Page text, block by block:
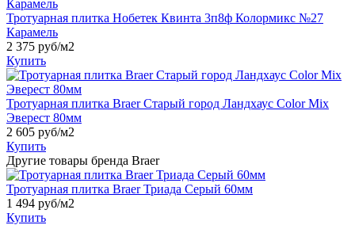
Тротуарная плитка Нобетек Квинта 3п8ф Колормикс №27
Карамель
2 375 руб/м2
Купить
Тротуарная плитка Braer Старый город Ландхаус Color Mix
Эверест 80мм
2 605 руб/м2
Купить
Другие товары бренда Braer
Тротуарная плитка Braer Триада Серый 60мм
1 494 руб/м2
Купить